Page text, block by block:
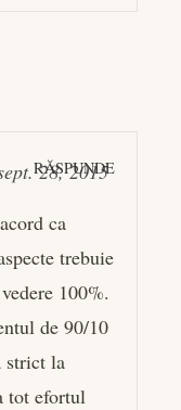
28, 2015
RĂSPUNDE
ca
trebuie
100%.
de 90/10
strict la
tot efortul